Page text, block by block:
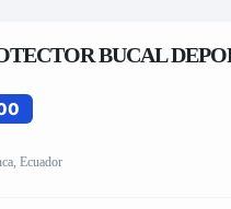
BUCAL
Ecuador